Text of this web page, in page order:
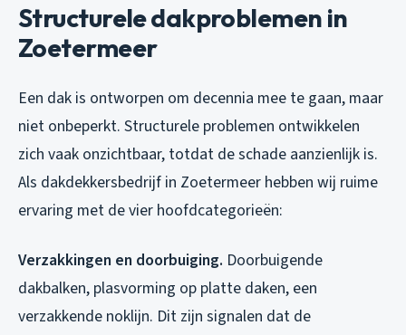
Structurele dakproblemen in
Zoetermeer
Een dak is ontworpen om decennia mee te gaan, maar
niet onbeperkt. Structurele problemen ontwikkelen
zich vaak onzichtbaar, totdat de schade aanzienlijk is.
Als dakdekkersbedrijf in Zoetermeer hebben wij ruime
ervaring met de vier hoofdcategorieën:
Verzakkingen en doorbuiging. Doorbuigende
dakbalken, plasvorming op platte daken, een
verzakkende noklijn. Dit zijn signalen dat de